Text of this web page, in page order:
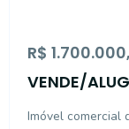
R$
VENDE/
Imóvel comercial